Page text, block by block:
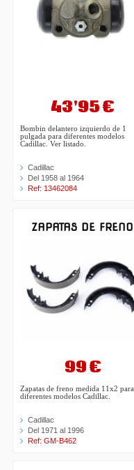
43'95 €
Bombin delantero izquierdo de 1
pulgada para diferentes modelos
Cadillac. Ver listado.
Cadillac
Del 1958 al 1964
Ref: 13462084
ZAPATAS DE FRENO
99 €
Zapatas de freno medida 11x2 para
diferentes modelos Cadillac.
Cadillac
Del 1971 al 1996
Ref: GM-B462